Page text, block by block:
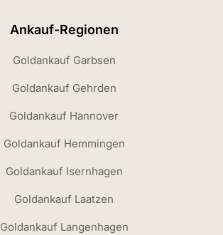
Ankauf-Regionen
Goldankauf Garbsen
Goldankauf Gehrden
Goldankauf Hannover
Goldankauf Hemmingen
Goldankauf Isernhagen
Goldankauf Laatzen
Goldankauf Langenhagen